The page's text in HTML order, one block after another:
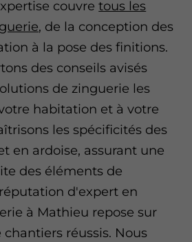
couvretous les
, de la conception des
à la pose des finitions.
des conseils avisés
de zinguerie les
habitation et à votre
les spécificités des
en ardoise, assurant une
des éléments de
d'expert en
à Mathieu repose sur
réussis. Nous